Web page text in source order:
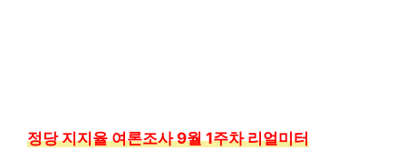
정당 지지율 여론조사 9월 1주차 리얼미터